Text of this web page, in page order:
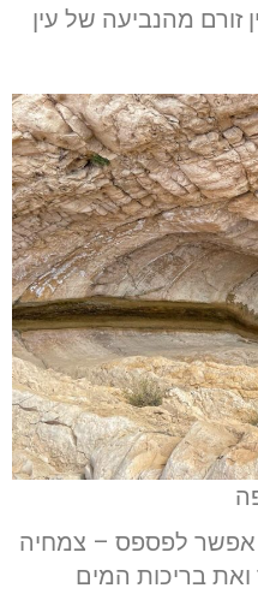
זורם מהנביעה של עין
אפשר לפספס – צמחיה
בריכות המים